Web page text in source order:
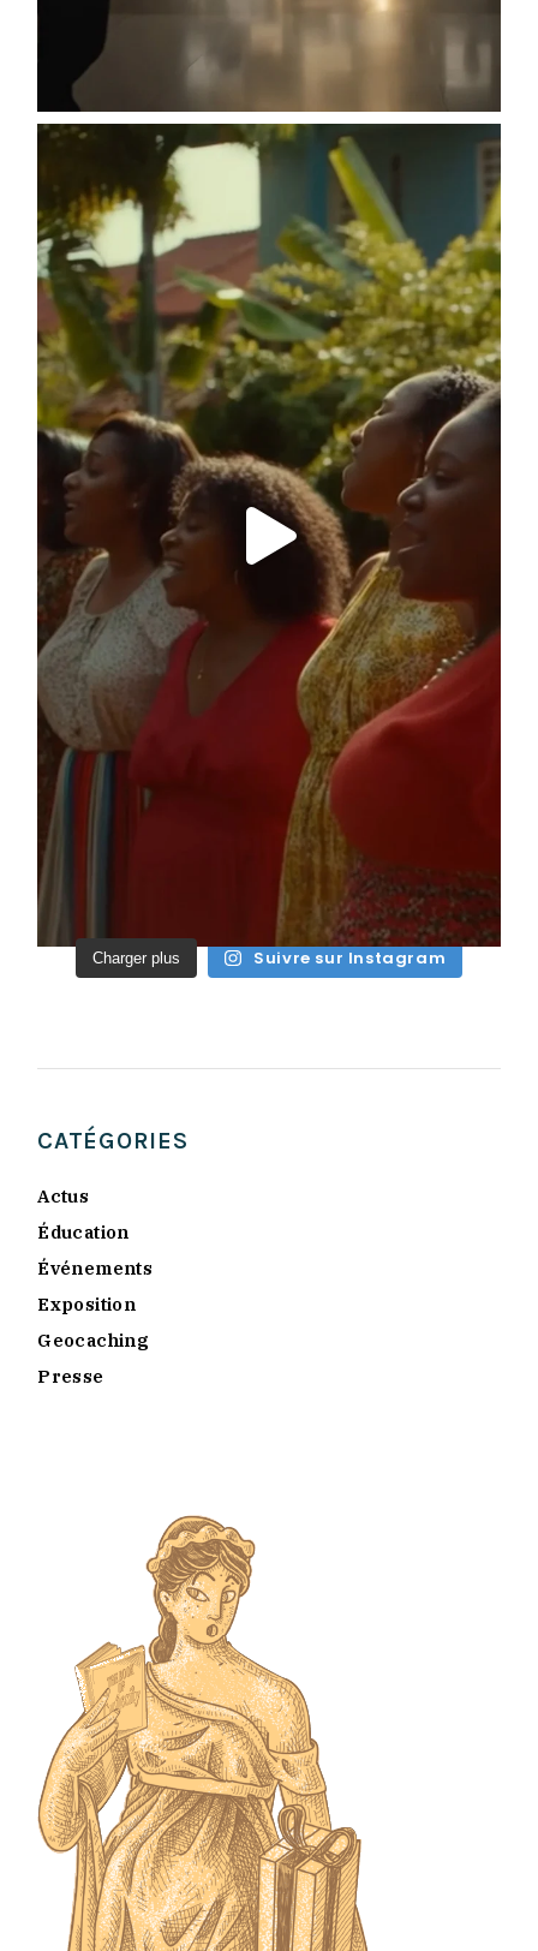
Charger plus Suivre sur Instagram
CATÉGORIES
Actus
Éducation
Événements
Exposition
Geocaching
Presse